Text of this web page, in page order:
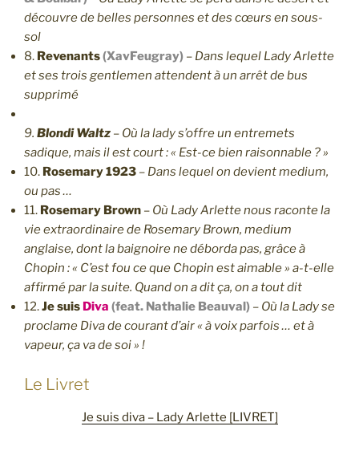
découvre de belles personnes et des cœurs en sous-
sol
8. Revenants(XavFeugray) – Dans lequel Lady Arlette
et ses trois gentlemen attendent à un arrêt de bus
supprimé
9. Blondi Waltz – Où la lady s’offre un entremets
sadique, mais il est court : « Est-ce bien raisonnable ? »
10. Rosemary 1923 – Dans lequel on devient medium,
ou pas …
11. Rosemary Brown – Où Lady Arlette nous raconte la
vie extraordinaire de Rosemary Brown, medium
anglaise, dont la baignoire ne déborda pas, grâce à
Chopin : « C’est fou ce que Chopin est aimable » a-t-elle
affirmé par la suite. Quand on a dit ça, on a tout dit
12.Je suis Diva (feat. Nathalie Beauval) – Où la Lady se
proclame Diva de courant d’air « à voix parfois … et à
vapeur, ça va de soi » !
Le Livret
Je suis diva – Lady Arlette [LIVRET]